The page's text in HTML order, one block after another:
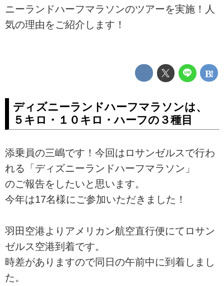
ニーランドハーフマラソンのツアーを実施！人
気の理由をご紹介します！
ディズニーランドハーフマラソンは、
５キロ・１０キロ・ハーフの３種目
添乗員の三嶋です！今回はロサンゼルスで行わ
れる「ディズニーランドハーフマラソン」
のご報告をしたいと思います。
今年は17名様にご参加いただきました！
羽田空港よりアメリカン航空直行便にてロサン
ゼルス空港到着です。
時差がありますので同日の午前中に到着しまし
た。